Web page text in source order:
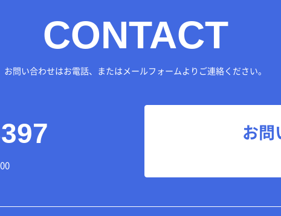
CONTACT
お問い合わせはお電話、またはメールフォームよりご連絡ください。
お問